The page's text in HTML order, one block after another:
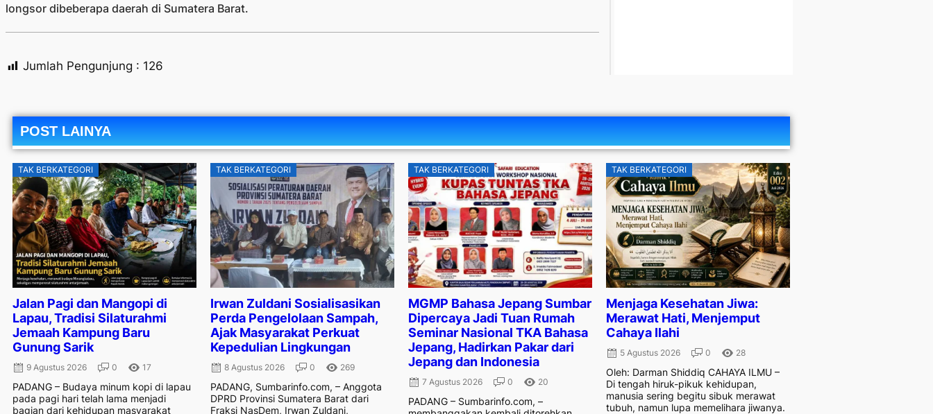
longsor dibeberapa daerah di Sumatera Barat.
Jumlah Pengunjung : 126
POST LAINYA
TAK BERKATEGORI
Jalan Pagi dan Mangopi di
Lapau, Tradisi Silaturahmi
Jemaah Kampung Baru
Gunung Sarik
9 Agustus 2026 0 17
PADANG – Budaya minum kopi di lapau
pada pagi hari telah lama menjadi
bagian dari kehidupan masyarakat
TAK BERKATEGORI
Irwan Zuldani Sosialisasikan
Perda Pengelolaan Sampah,
Ajak Masyarakat Perkuat
Kepedulian Lingkungan
8 Agustus 2026 0 269
PADANG, Sumbarinfo.com, – Anggota
DPRD Provinsi Sumatera Barat dari
Fraksi NasDem, Irwan Zuldani,
TAK BERKATEGORI
MGMP Bahasa Jepang Sumbar
Dipercaya Jadi Tuan Rumah
Seminar Nasional TKA Bahasa
Jepang, Hadirkan Pakar dari
Jepang dan Indonesia
7 Agustus 2026 0 20
PADANG – Sumbarinfo.com, –
TAK BERKATEGORI
Menjaga Kesehatan Jiwa:
Merawat Hati, Menjemput
Cahaya Ilahi
5 Agustus 2026 0 28
Oleh: Darman Shiddiq CAHAYA ILMU –
Di tengah hiruk-pikuk kehidupan,
manusia sering begitu sibuk merawat
tubuh, namun lupa memelihara jiwanya.